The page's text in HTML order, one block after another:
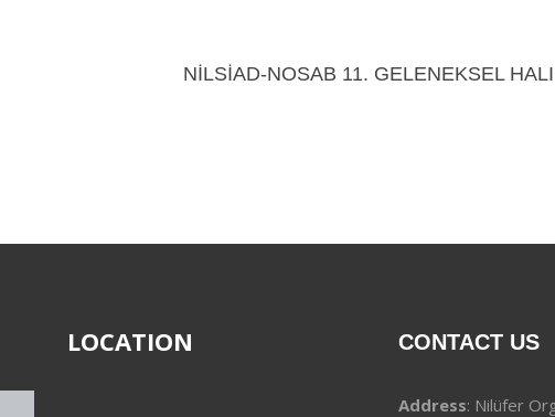
NİLSİAD-NOSAB 11. GELENEKSEL
LOCATION CONTACT US
Address: Nilüfer